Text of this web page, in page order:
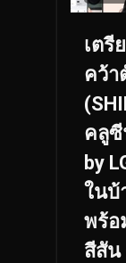
เตรี
คว้า
คลูซี
by
ในบ้
พร้อ
สีสัน